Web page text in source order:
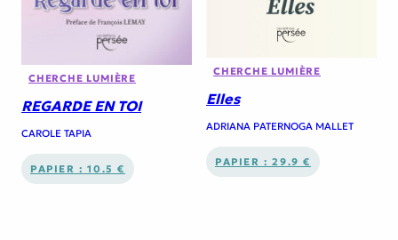
CHERCHE LUMIÈRE
REGARDE EN TOI
CAROLE TAPIA
PAPIER : 10.5 €
CHERCHE LUMIÈRE
Elles
ADRIANA PATERNOGA MALLET
PAPIER : 29.9 €